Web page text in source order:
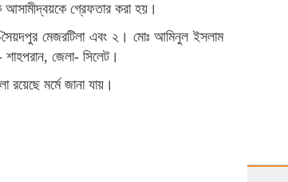
গ্রেফতার করা হয়।
মেজরটিলা এবং ২। মোঃ আমিনুল ইসলাম
জেলা- সিলেট।
মর্মে জানা যায়।